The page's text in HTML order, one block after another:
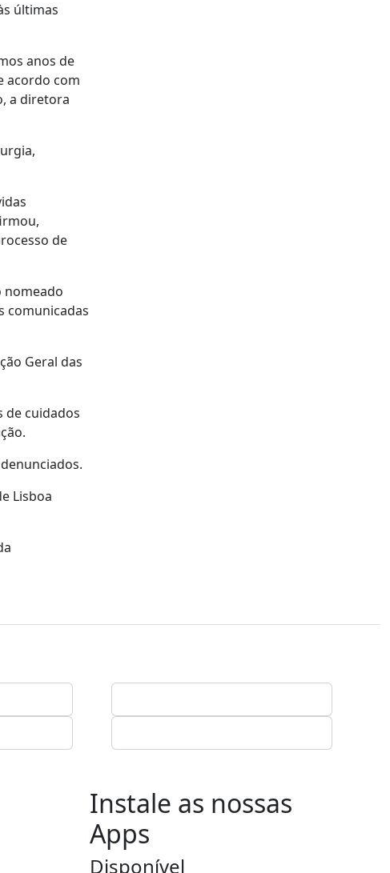
últimas
anos de
acordo com
a diretora
de
nomeado
comunicadas
Geral das
de cuidados
Lisboa
Instale as nossas
Apps
Disponível